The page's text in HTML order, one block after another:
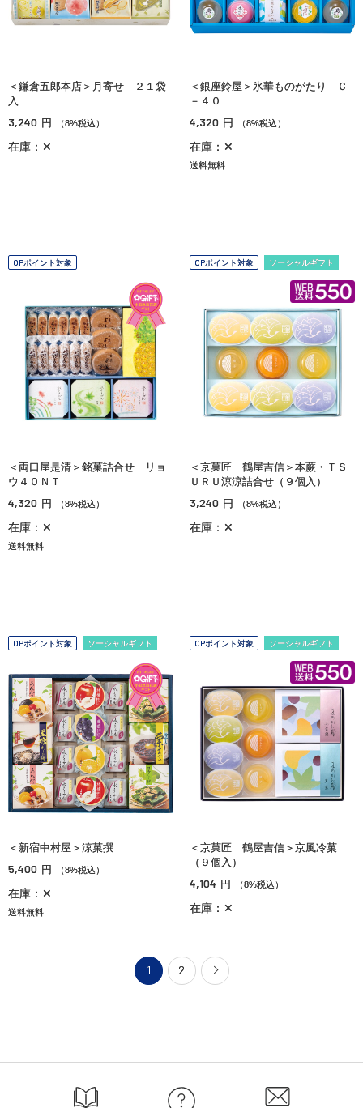
＜鎌倉五郎本店＞月寄せ ２１袋
入
3,240 円 （8%税込）
在庫：✕
＜銀座鈴屋＞氷華ものがたり Ｃ
－４０
4,320 円 （8%税込）
在庫：✕
送料無料
OPポイント対象
＜両口屋是清＞銘菓詰合せ リョ
ウ４０ＮＴ
4,320 円 （8%税込）
在庫：✕
送料無料
OPポイント対象 ソーシャルギフト
＜京菓匠 鶴屋吉信＞本蕨・ＴＳ
ＵＲＵ涼涼詰合せ（９個入）
3,240 円 （8%税込）
在庫：✕
OPポイント対象 ソーシャルギフト
＜新宿中村屋＞涼菓撰
5,400 円 （8%税込）
在庫：✕
送料無料
OPポイント対象 ソーシャルギフト
＜京菓匠 鶴屋吉信＞京風冷菓
（９個入）
4,104 円 （8%税込）
在庫：✕
1 2